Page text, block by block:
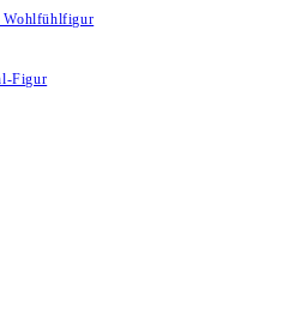
Wohlfühlfigur
Figur